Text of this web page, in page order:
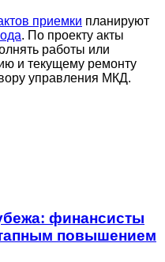
приемки планируют
. По проекту акты
работы или
и текущему ремонту
управления МКД.
финансисты
повышением